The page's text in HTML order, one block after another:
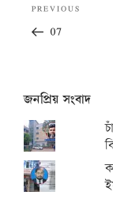
navigation
Previous
Post
PREVIOUS
07
জনপ্রিয় সংবাদ